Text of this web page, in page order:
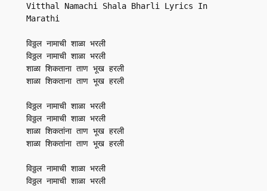
Vitthal Namachi Shala Bharli Lyrics In
Marathi
विठ्ठल नामाची शाळा भरली
विठ्ठल नामाची शाळा भरली
शाळा शिकताना ताण भूख हरली
शाळा शिकताना ताण भूख हरली
विठ्ठल नामाची शाळा भरली
विठ्ठल नामाची शाळा भरली
शाळा शिकतांना ताण भूख हरली
शाळा शिकतांना ताण भूख हरली
विठ्ठल नामाची शाळा भरली
विठ्ठल नामाची शाळा भरली